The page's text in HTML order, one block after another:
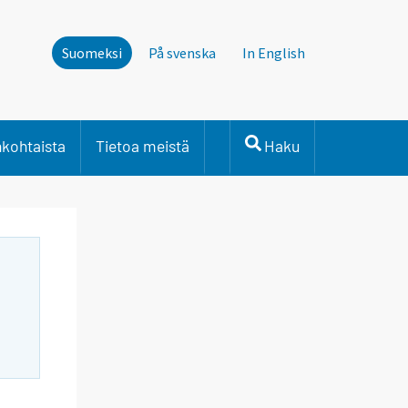
Suomeksi På svenska In English
Tietoa meistä Haku